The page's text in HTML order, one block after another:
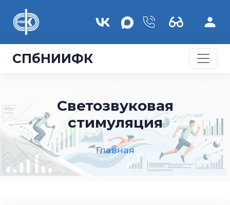
СПбНИИФК
Светозвуковая
стимуляция
Главная